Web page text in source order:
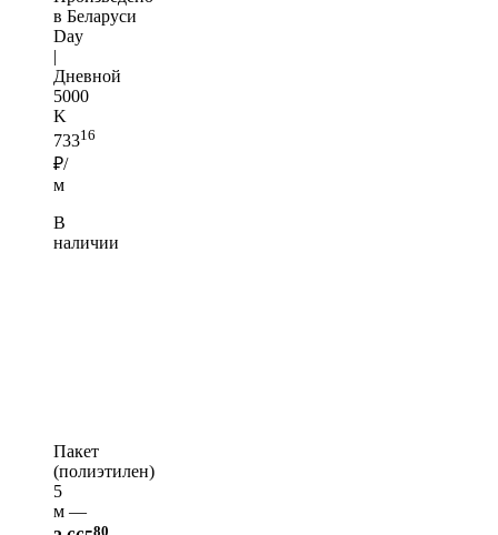
в Беларуси
Day
|
Дневной
5000
K
73316
₽/
м
В
наличии
Пакет
(полиэтилен)
5
м —
80